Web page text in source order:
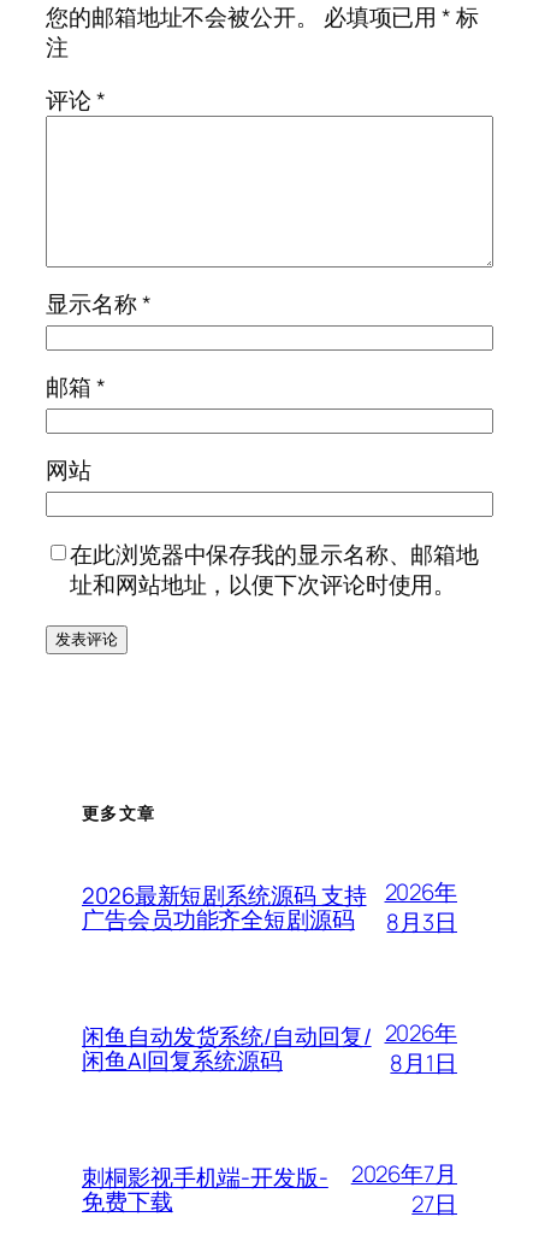
您的邮箱地址不会被公开。
必填项已用*标
注
评论*
显示名称*
邮箱*
网站
在此浏览器中保存我的显示名称、邮箱地
址和网站地址，以便下次评论时使用。
更多文章
2026最新短剧系统源码 支持
广告会员功能齐全短剧源码
2026年
8月3日
闲鱼自动发货系统/自动回复/
闲鱼AI回复系统源码
2026年
8月1日
刺桐影视手机端-开发版-
免费下载
2026年7月
27日